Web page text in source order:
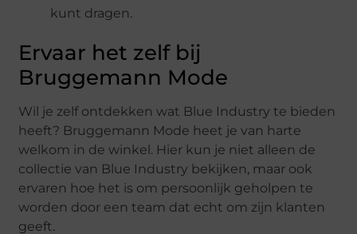
kunt dragen.
Ervaar het zelf bij
Bruggemann Mode
Wil je zelf ontdekken wat Blue Industry te bieden
heeft? Bruggemann Mode heet je van harte
welkom in de winkel. Hier kun je niet alleen de
collectie van Blue Industry bekijken, maar ook
ervaren hoe het is om persoonlijk geholpen te
worden door een team dat echt om zijn klanten
geeft.